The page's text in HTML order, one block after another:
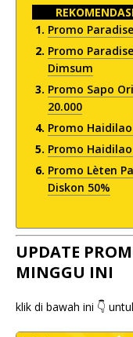
Promo
Promo
Dimsum
Promo Sapo
20.000
Promo
Promo
Promo Lèten
Diskon 50%
UPDATE
MINGGU INI
klik di bawah ini 👇